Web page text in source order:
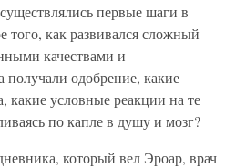
первые шаги в
того, как развивался сложный
качествами и
получали одобрение, какие
какие условные реакции на те
по капле в душу и мозг?
который вел Эроар, врач